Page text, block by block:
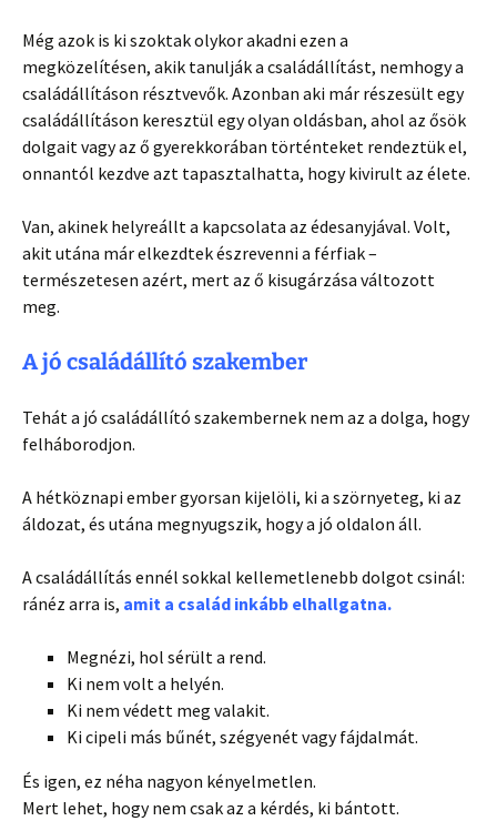
Még azok is ki szoktak olykor akadni ezen a
megközelítésen, akik tanulják a családállítást, nemhogy a
családállításon résztvevők. Azonban aki már részesült egy
családállításon keresztül egy olyan oldásban, ahol az ősök
dolgait vagy az ő gyerekkorában történteket rendeztük el,
onnantól kezdve azt tapasztalhatta, hogy kivirult az élete.
Van, akinek helyreállt a kapcsolata az édesanyjával. Volt,
akit utána már elkezdtek észrevenni a férfiak –
természetesen azért, mert az ő kisugárzása változott
meg.
A jó családállító szakember
Tehát a jó családállító szakembernek nem az a dolga, hogy
felháborodjon.
A hétköznapi ember gyorsan kijelöli, ki a szörnyeteg, ki az
áldozat, és utána megnyugszik, hogy a jó oldalon áll.
A családállítás ennél sokkal kellemetlenebb dolgot csinál:
ránéz arra is, amit a család inkább elhallgatna.
Megnézi, hol sérült a rend.
Ki nem volt a helyén.
Ki nem védett meg valakit.
Ki cipeli más bűnét, szégyenét vagy fájdalmát.
És igen, ez néha nagyon kényelmetlen.
Mert lehet, hogy nem csak az a kérdés, ki bántott.